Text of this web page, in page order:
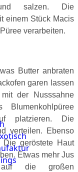
und salzen. Die
einem Stück Macis
verarbeiten.
Butter anbraten
garen lassen
der Nusssahne
Blumenkohlpüree
platzieren. Die
verteilen. Ebenso
geröstete Haut
Etwas mehr Jus
die großen